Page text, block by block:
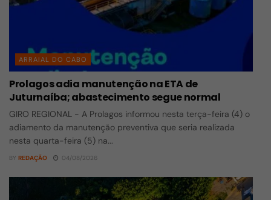
ARRAIAL DO CABO
Prolagos adia manutenção na ETA de
Juturnaíba; abastecimento segue normal
GIRO REGIONAL - A Prolagos informou nesta terça-feira (4) o
adiamento da manutenção preventiva que seria realizada
nesta quarta-feira (5) na...
BY REDAÇÃO 04/08/2026